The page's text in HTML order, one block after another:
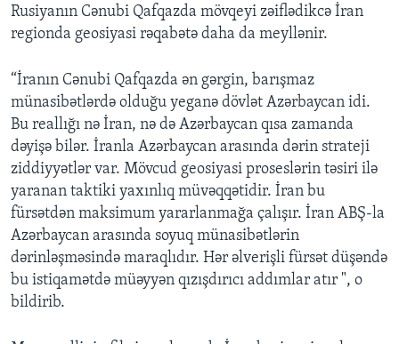
Rusiyanın Cənubi Qafqazda mövqeyi zəiflədikcə İran
regionda geosiyasi rəqabətə daha da meyllənir.
“İranın Cənubi Qafqazda ən gərgin, barışmaz
münasibətlərdə olduğu yeganə dövlət Azərbaycan idi.
Bu reallığı nə İran, nə də Azərbaycan qısa zamanda
dəyişə bilər. İranla Azərbaycan arasında dərin strateji
ziddiyyətlər var. Mövcud geosiyasi proseslərin təsiri ilə
yaranan taktiki yaxınlıq müvəqqətidir. İran bu
fürsətdən maksimum yararlanmağa çalışır. İran ABŞ-la
Azərbaycan arasında soyuq münasibətlərin
dərinləşməsində maraqlıdır. Hər əlverişli fürsət düşəndə
bu istiqamətdə müəyyən qızışdırıcı addımlar atır ", o
bildirib.